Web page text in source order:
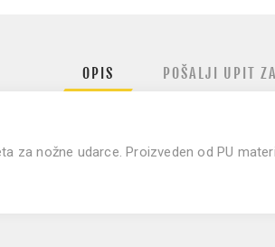
OPIS POŠALJI UPIT
za nožne udarce. Proizveden od PU